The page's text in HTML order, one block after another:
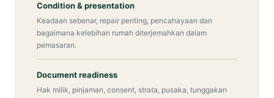
Condition & presentation
Keadaan sebenar, repair penting, pencahayaan dan
bagaimana kelebihan rumah diterjemahkan dalam
pemasaran.
Document readiness
Hak milik, pinjaman, consent, strata, pusaka, tunggakan